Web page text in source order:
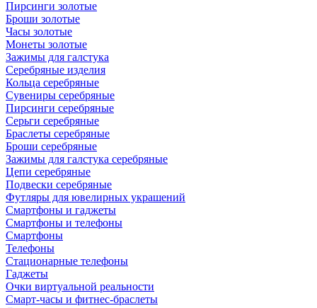
Пирсинги золотые
Броши золотые
Часы золотые
Монеты золотые
Зажимы для галстука
Серебряные изделия
Кольца серебряные
Сувениры серебряные
Пирсинги серебряные
Серьги серебряные
Браслеты серебряные
Броши серебряные
Зажимы для галстука серебряные
Цепи серебряные
Подвески серебряные
Футляры для ювелирных украшений
Смартфоны и гаджеты
Смартфоны и телефоны
Смартфоны
Телефоны
Стационарные телефоны
Гаджеты
Очки виртуальной реальности
Смарт-часы и фитнес-браслеты